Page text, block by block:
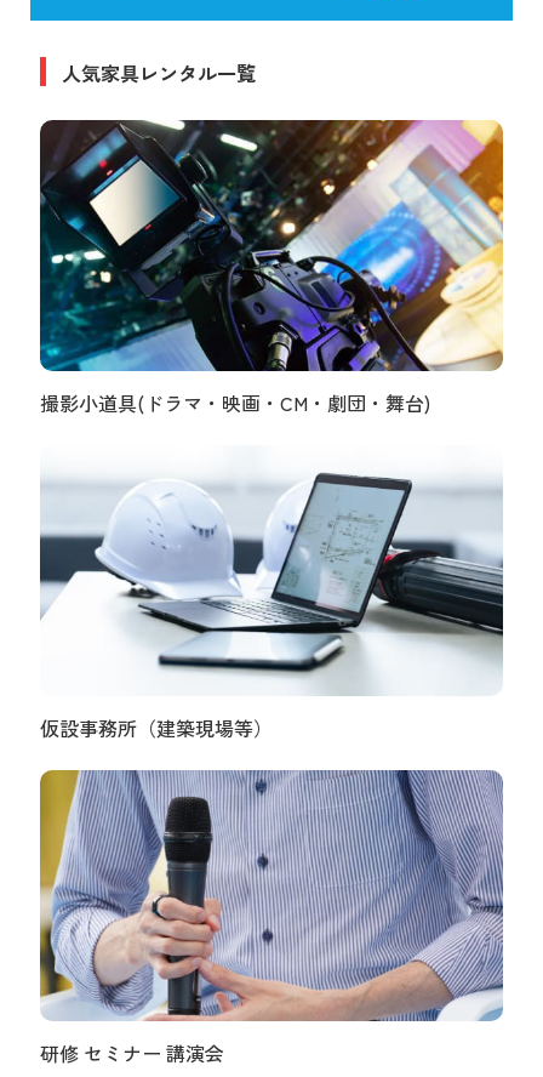
人気家具レンタル一覧
撮影小道具(ドラマ・映画・CM・劇団・舞台)
仮設事務所（建築現場等）
研修 セミナー 講演会